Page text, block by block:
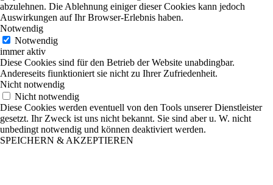
abzulehnen. Die Ablehnung einiger dieser Cookies kann jedoch
Auswirkungen auf Ihr Browser-Erlebnis haben.
Notwendig
Notwendig
immer aktiv
Diese Cookies sind für den Betrieb der Website unabdingbar.
Andereseits fiunktioniert sie nicht zu Ihrer Zufriedenheit.
Nicht notwendig
Nicht notwendig
Diese Cookies werden eventuell von den Tools unserer Dienstleister
gesetzt. Ihr Zweck ist uns nicht bekannt. Sie sind aber u. W. nicht
unbedingt notwendig und können deaktiviert werden.
SPEICHERN & AKZEPTIEREN